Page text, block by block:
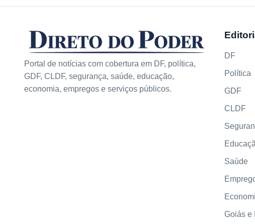
Portal de notícias com cobertura em DF, política,
GDF, CLDF, segurança, saúde, educação,
economia, empregos e serviços públicos.
DF
Política
GDF
CLDF
Saúde
Goiás e